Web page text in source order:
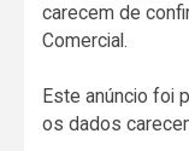
carecem de
Comercial.
Este anúncio foi
os dados